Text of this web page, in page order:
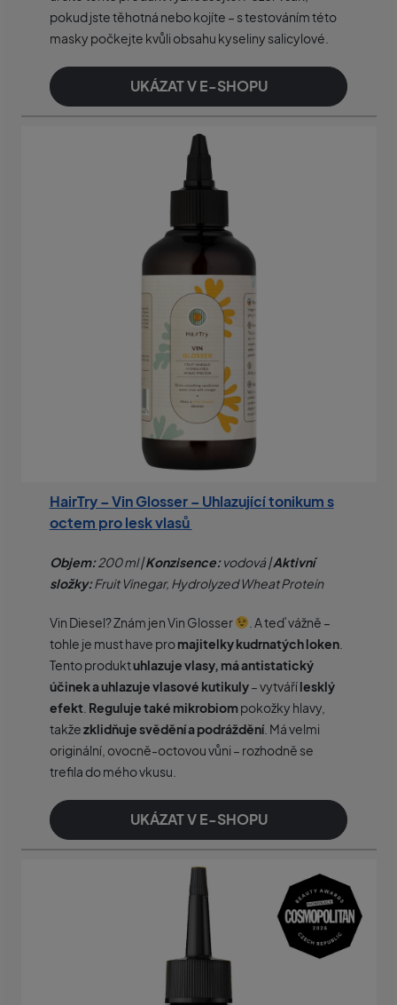
pokud jste těhotná nebo kojíte – s testováním této
masky počkejte kvůli obsahu kyseliny salicylové.
UKÁZAT V E-SHOPU
HairTry – Vin Glosser – Uhlazující tonikum s
octem pro lesk vlasů
Objem:200 ml |Konzisence:vodová |Aktivní
složky:Fruit Vinegar, Hydrolyzed Wheat Protein
Vin Diesel? Znám jen Vin Glosser
. A teď vážně –
tohle je must have promajitelky kudrnatých loken.
Tento produktuhlazuje vlasy, má antistatický
účinek a uhlazuje vlasové kutikuly– vytvářílesklý
efekt Reguluje také mikrobiompokožky hlavy,
takžezklidňuje svědění a podráždění. Má velmi
originální, ovocně-octovou vůni – rozhodně se
trefila do mého vkusu.
UKÁZAT V E-SHOPU